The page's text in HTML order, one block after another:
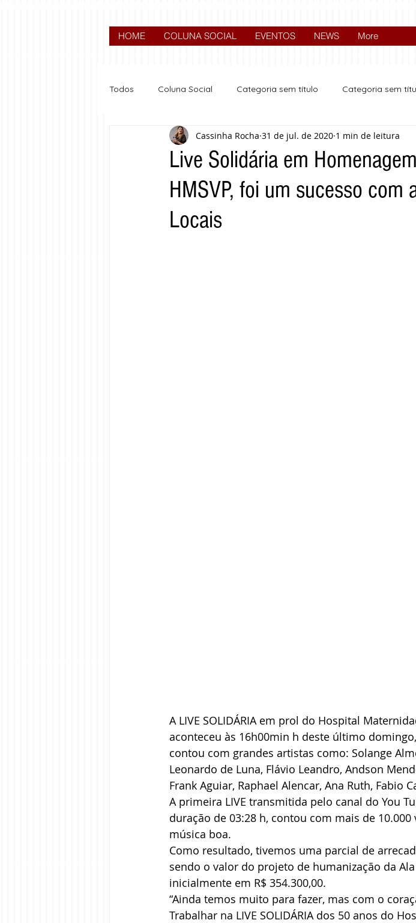
HOME COLUNA SOCIAL EVENTOS NEWS More
Todos Coluna Social Categoria sem título Categoria sem
Nova categoria Expocrato 2024 Política
Live Solidária em
HMSVP, foi um sucesso com
Locais
Cassinha Rocha 31 de jul. de 2020 1 min de leitura
A LIVE SOLIDÁRIA em prol do Hospital
aconteceu às 16h00min h deste último
contou com grandes artistas como: Solange
Leonardo de Luna, Flávio Leandro, Andson
Frank Aguiar, Raphael Alencar, Ana Ruth, Fabio
A primeira LIVE transmitida pelo canal do You
duração de 03:28 h, contou com mais de
música boa.
Como resultado, tivemos uma parcial de
sendo o valor do projeto de humanização da
inicialmente em R$ 354.300,00.
“Ainda temos muito para fazer, mas com o
Trabalhar na LIVE SOLIDÁRIA dos 50 anos do